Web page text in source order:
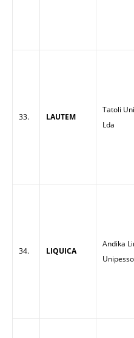
33. LAUTEM
Tatoli
Lda
34. LIQUICA
Andika